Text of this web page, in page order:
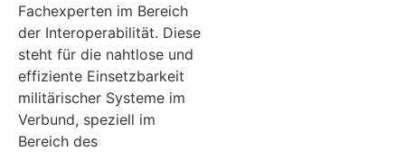
Fachexperten im Bereich
der Interoperabilität. Diese
steht für die nahtlose und
effiziente Einsetzbarkeit
militärischer Systeme im
Verbund, speziell im
Bereich des